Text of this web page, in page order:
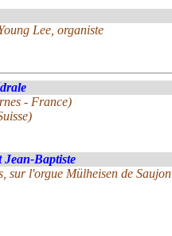
Lee, organiste
- France)
Jean-Baptiste
sur l'orgue Mülheisen de Saujon